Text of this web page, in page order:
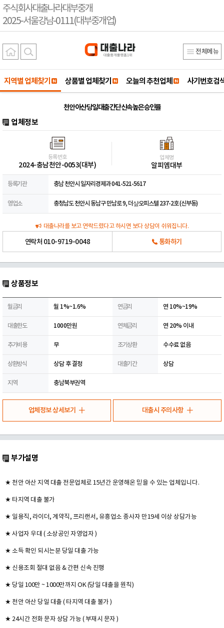
주식회사대출나라대부중개
2025-서울강남-0111(대부중개업)
전체메뉴
지역별 업체찾기 상품별 업체찾기 오늘의 추천업체 사기번호검
천안 아산 당일 대출 간단 신속 높은 승인률
업체정보
등록번호
2024-충남천안-0053(대부)
업체명
알피엠대부
등록기관 충남 천안시 일자리경제과 041-521-5617
영업소 충청남도 천안시 동남구 만남로 9, 더샾오피스텔 237-2호 (신부동)
대출나라를 보고 연락드렸다고 하시면 보다 상담이 쉬워집니다.
연락처 010-9719-0048 통화하기
상품정보
월금리 월 1%~1.6% 연금리 연 10%~19%
대출한도 1000만원 연체금리 연 20% 이내
추가비용 무 조기상환 수수료 없음
상환방식 상담 후 결정 대출기간 상담
지역 충남북부권역
업체정보 상세보기 대출시 주의사항
부가설명
★ 천안 아산 지역 대출 전문업체로 15년간 운영해온 믿을 수 있는 업체입니다.
★ 타지역 대출 불가
★ 일용직, 라이더, 계약직, 프리랜서, 유흥업소 종사자 만19세 이상 상담가능
★ 사업자 우대 ( 소상공인 자영업자 )
★ 소득 확인 되시는분 당일 대출 가능
★ 신용조회 절대 없음 & 간편 신속 진행
★ 당일 100만 ~ 1000만까지 OK (당일 대출을 원칙)
★ 천안 아산 당일 대출 ( 타지역 대출 불가 )
★ 24시간 전화 문자 상담 가능 ( 부재시 문자 )